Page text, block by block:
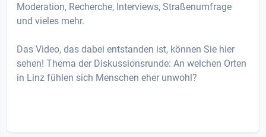
Moderation, Recherche, Interviews, Straßenumfrage
und vieles mehr.
Das Video, das dabei entstanden ist, können Sie hier
sehen! Thema der Diskussionsrunde: An welchen Orten
in Linz fühlen sich Menschen eher unwohl?